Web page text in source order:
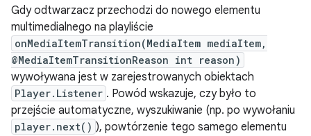
Gdy odtwarzacz przechodzi do nowego elementu
multimedialnego na playliście
onMediaItemTransition(MediaItem mediaItem,
@MediaItemTransitionReason int reason)
wywoływana jest w zarejestrowanych obiektach
Player.Listener . Powód wskazuje, czy było to
przejście automatyczne, wyszukiwanie (np. po wywołaniu
player.next() ), powtórzenie tego samego elementu